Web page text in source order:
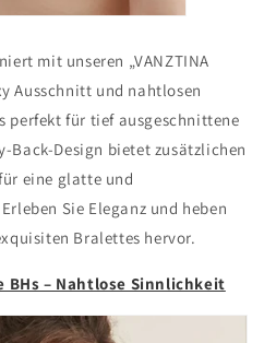
mit unseren „VANZTINA
Ausschnitt und nahtlosen
perfekt für tief ausgeschnittene
Back-Design bietet zusätzlichen
eine glatte und
Sie Eleganz und heben
Bralettes hervor.
BHs – Nahtlose Sinnlichkeit